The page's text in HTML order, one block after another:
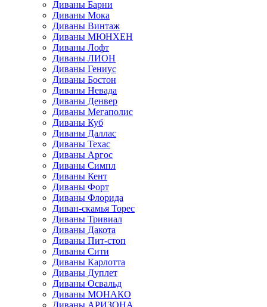
Диваны Барни
Диваны Мока
Диваны Винтаж
Диваны МЮНХЕН
Диваны Лофт
Диваны ЛИОН
Диваны Гениус
Диваны Бостон
Диваны Невада
Диваны Денвер
Диваны Мегаполис
Диваны Куб
Диваны Даллас
Диваны Техас
Диваны Аргос
Диваны Симпл
Диваны Кент
Диваны Форт
Диваны Флорида
Диван-скамья Торес
Диваны Тривиал
Диваны Дакота
Диваны Пит-стоп
Диваны Сити
Диваны Карлотта
Диваны Дуплет
Диваны Освальд
Диваны МОНАКО
Диваны АРИЗОНА